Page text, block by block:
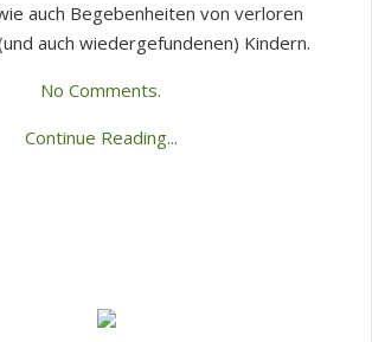
auch Begebenheiten von verloren
auch wiedergefundenen) Kindern.
No Comments.
Continue Reading...